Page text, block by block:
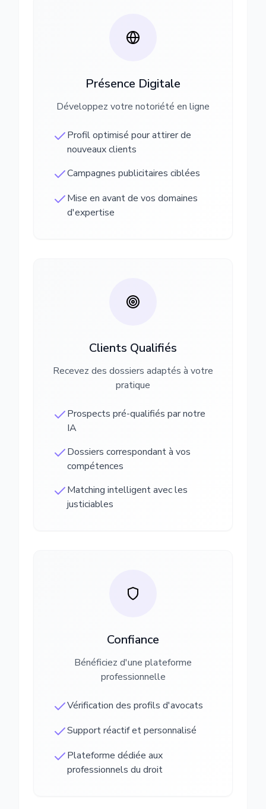
Présence Digitale
Développez votre notoriété en ligne
Profil optimisé pour attirer de
nouveaux clients
Campagnes publicitaires ciblées
Mise en avant de vos domaines
d'expertise
Clients Qualifiés
Recevez des dossiers adaptés à votre
pratique
Prospects pré-qualifiés par notre
IA
Dossiers correspondant à vos
compétences
Matching intelligent avec les
justiciables
Confiance
Bénéficiez d'une plateforme
professionnelle
Vérification des profils d'avocats
Support réactif et personnalisé
Plateforme dédiée aux
professionnels du droit